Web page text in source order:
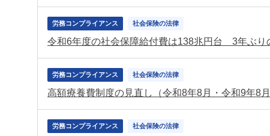
労務コンプライアンス 社会保険の法律
労務コンプライアンス 社会保険の法律
労務コンプライアンス 社会保険の法律